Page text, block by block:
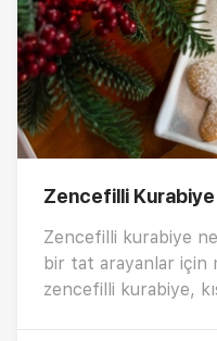
Zencefilli
Zencefilli kurabiye
bir tat arayanlar için
zencefilli kurabiye,